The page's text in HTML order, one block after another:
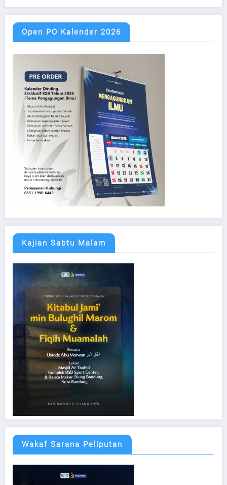
Open PO Kalender 2026
Kajian Sabtu Malam
Wakaf Sarana Peliputan